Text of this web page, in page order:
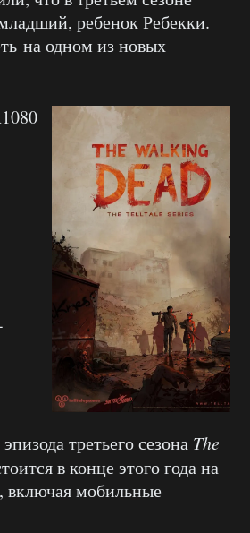
ребенок Ребекки.
на одном из новых
третьего сезона The
в конце этого года на
включая мобильные